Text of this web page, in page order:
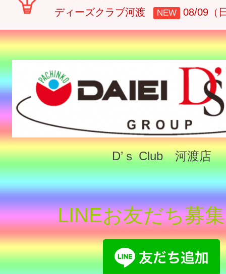
ディーズクラブ河渡 NEW 08/09（
D’ｓ Club 河渡店
LINEお友だち募